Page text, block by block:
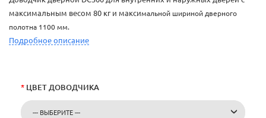
максимальным весом 80 кг и максимальной шириной дверного
полотна 1100 мм.
Подробное описание
* ЦВЕТ ДОВОДЧИКА
--- ВЫБЕРИТЕ ---